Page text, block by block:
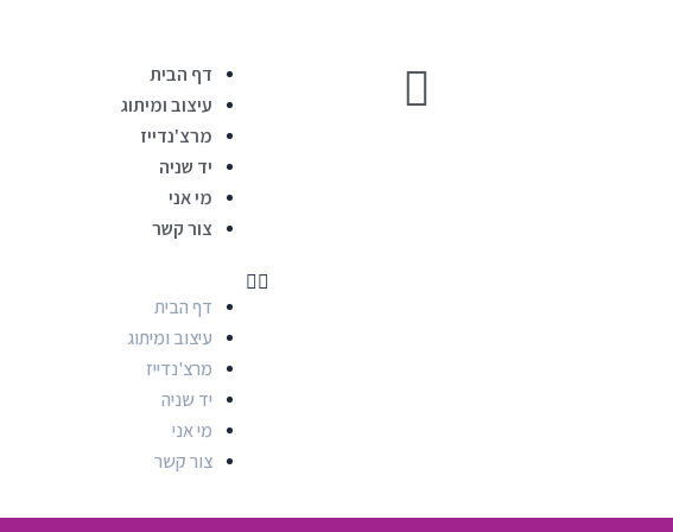
דף הבית
עיצוב ומיתוג
מרצ'נדייז
יד שניה
מי אני
צור קשר
דף הבית
עיצוב ומיתוג
מרצ'נדייז
יד שניה
מי אני
צור קשר